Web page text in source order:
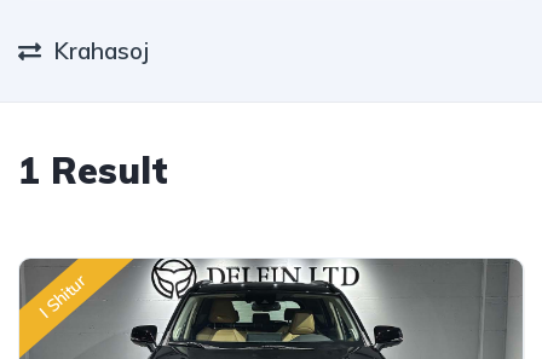
Krahasoj
1 Result
I Shitur